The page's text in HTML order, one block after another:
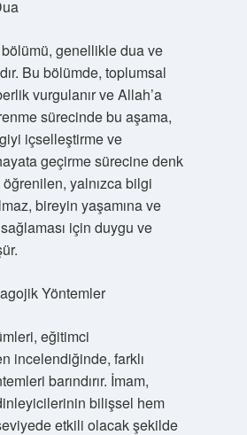
genellikle dua ve
Bu bölümde, toplumsal
vurgulanır ve Allah’a
sürecinde bu aşama,
içselleştirme ve
geçirme sürecine denk
yalnızca bilgi
bireyin yaşamına ve
için duygu ve
Yöntemler
eğitimci
incelendiğinde, farklı
barındırır. İmam,
bilişsel hem
etkili olacak şekilde